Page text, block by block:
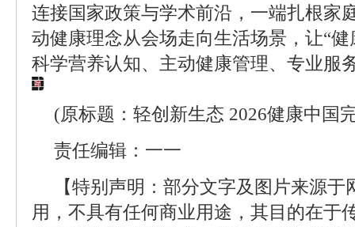
连接国家政策与学术前沿，一端扎根家
动健康理念从会场走向生活场景，让“
科学营养认知、主动健康管理、专业服
(原标题：轻创新生态 2026健康中国
责任编辑：一一
【特别声明：部分文字及图片来源
用，不具有任何商业用途，其目的在于